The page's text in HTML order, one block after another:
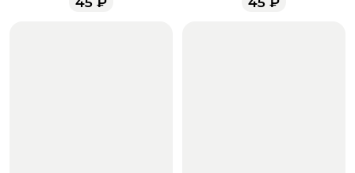
всегда рады проконсультировать вас.